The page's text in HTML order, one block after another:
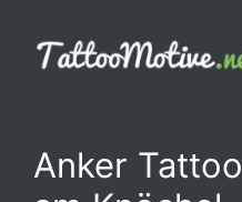
Inhalt
springen
Anker